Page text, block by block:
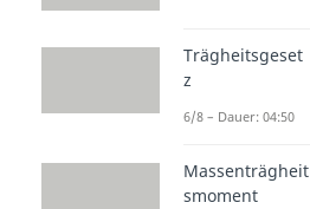
Trägheitsgeset
z
6/8 – Dauer: 04:50
Massenträgheit
smoment